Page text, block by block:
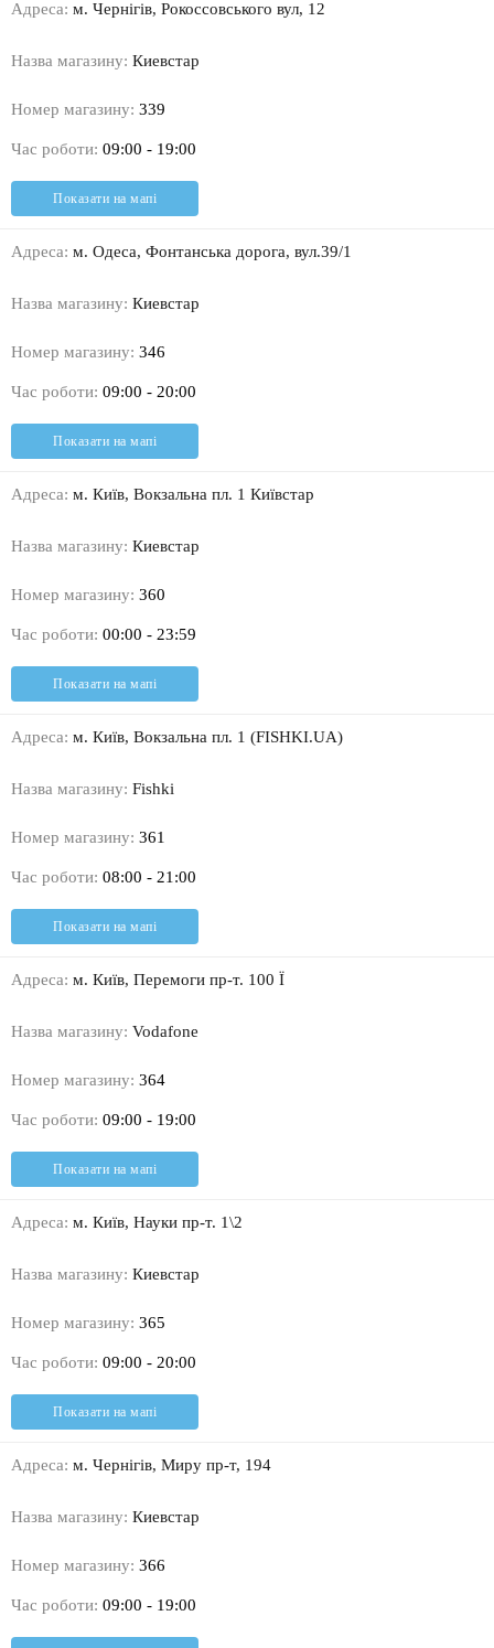
Адреса: м. Чернігів, Рокоссовського вул, 12
Назва магазину: Киевстар
Номер магазину: 339
Час роботи: 09:00 - 19:00
Показати на мапі
Адреса: м. Одеса, Фонтанська дорога, вул.39/1
Назва магазину: Киевстар
Номер магазину: 346
Час роботи: 09:00 - 20:00
Показати на мапі
Адреса: м. Київ, Вокзальна пл. 1 Київстар
Назва магазину: Киевстар
Номер магазину: 360
Час роботи: 00:00 - 23:59
Показати на мапі
Адреса: м. Київ, Вокзальна пл. 1 (FISHKI.UA)
Назва магазину: Fishki
Номер магазину: 361
Час роботи: 08:00 - 21:00
Показати на мапі
Адреса: м. Київ, Перемоги пр-т. 100 Ї
Назва магазину: Vodafone
Номер магазину: 364
Час роботи: 09:00 - 19:00
Показати на мапі
Адреса: м. Київ, Науки пр-т. 1\2
Назва магазину: Киевстар
Номер магазину: 365
Час роботи: 09:00 - 20:00
Показати на мапі
Адреса: м. Чернігів, Миру пр-т, 194
Назва магазину: Киевстар
Номер магазину: 366
Час роботи: 09:00 - 19:00